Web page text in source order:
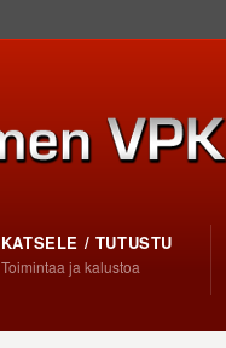
KATSELE / TUTUSTU
Toimintaa ja kalustoa